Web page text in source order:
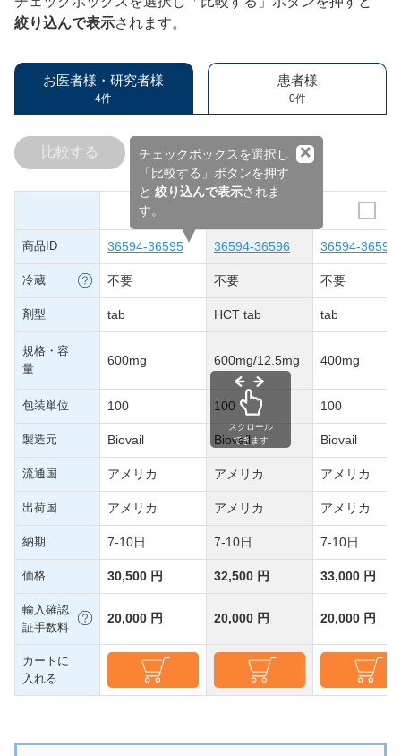
絞り込んで表示されます。
お医者様・研究者様
4件
患者様
0件
チェックボックスを選択し
「比較する」ボタンを押す
と 絞り込んで表示されま
す。
×
比較する
商品ID 36594-36595 36594-36596 36594-36594
冷蔵 不要 不要 不要
剤型 tab HCT tab tab
規格・容
量
600mg 600mg/12.5mg 400mg
包装単位 100 100 100
製造元 Biovail Biovail Biovail
流通国 アメリカ アメリカ アメリカ
出荷国 アメリカ アメリカ アメリカ
納期 7-10日 7-10日 7-10日
価格 30,500 円 32,500 円 33,000 円
輸入確認
証手数料
20,000 円 20,000 円 20,000 円
カートに
入れる
スクロール
できます